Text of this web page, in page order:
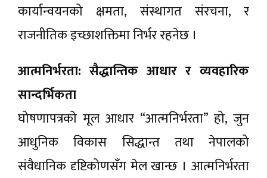
कार्यान्वयनको क्षमता, संस्थागत संरचना, र
राजनीतिक इच्छाशक्तिमा निर्भर रहनेछ ।
आत्मनिर्भरता: सैद्धान्तिक आधार र व्यवहारिक
सान्दर्भिकता
घोषणापत्रको मूल आधार “आत्मनिर्भरता” हो, जुन
आधुनिक विकास सिद्धान्त तथा नेपालको
संवैधानिक दृष्टिकोणसँग मेल खान्छ । आत्मनिर्भरता